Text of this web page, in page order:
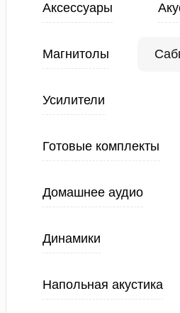
Аксессуары
Магнитолы
Усилители
Готовые комплекты
Домашнее аудио
Динамики
Напольная акустика